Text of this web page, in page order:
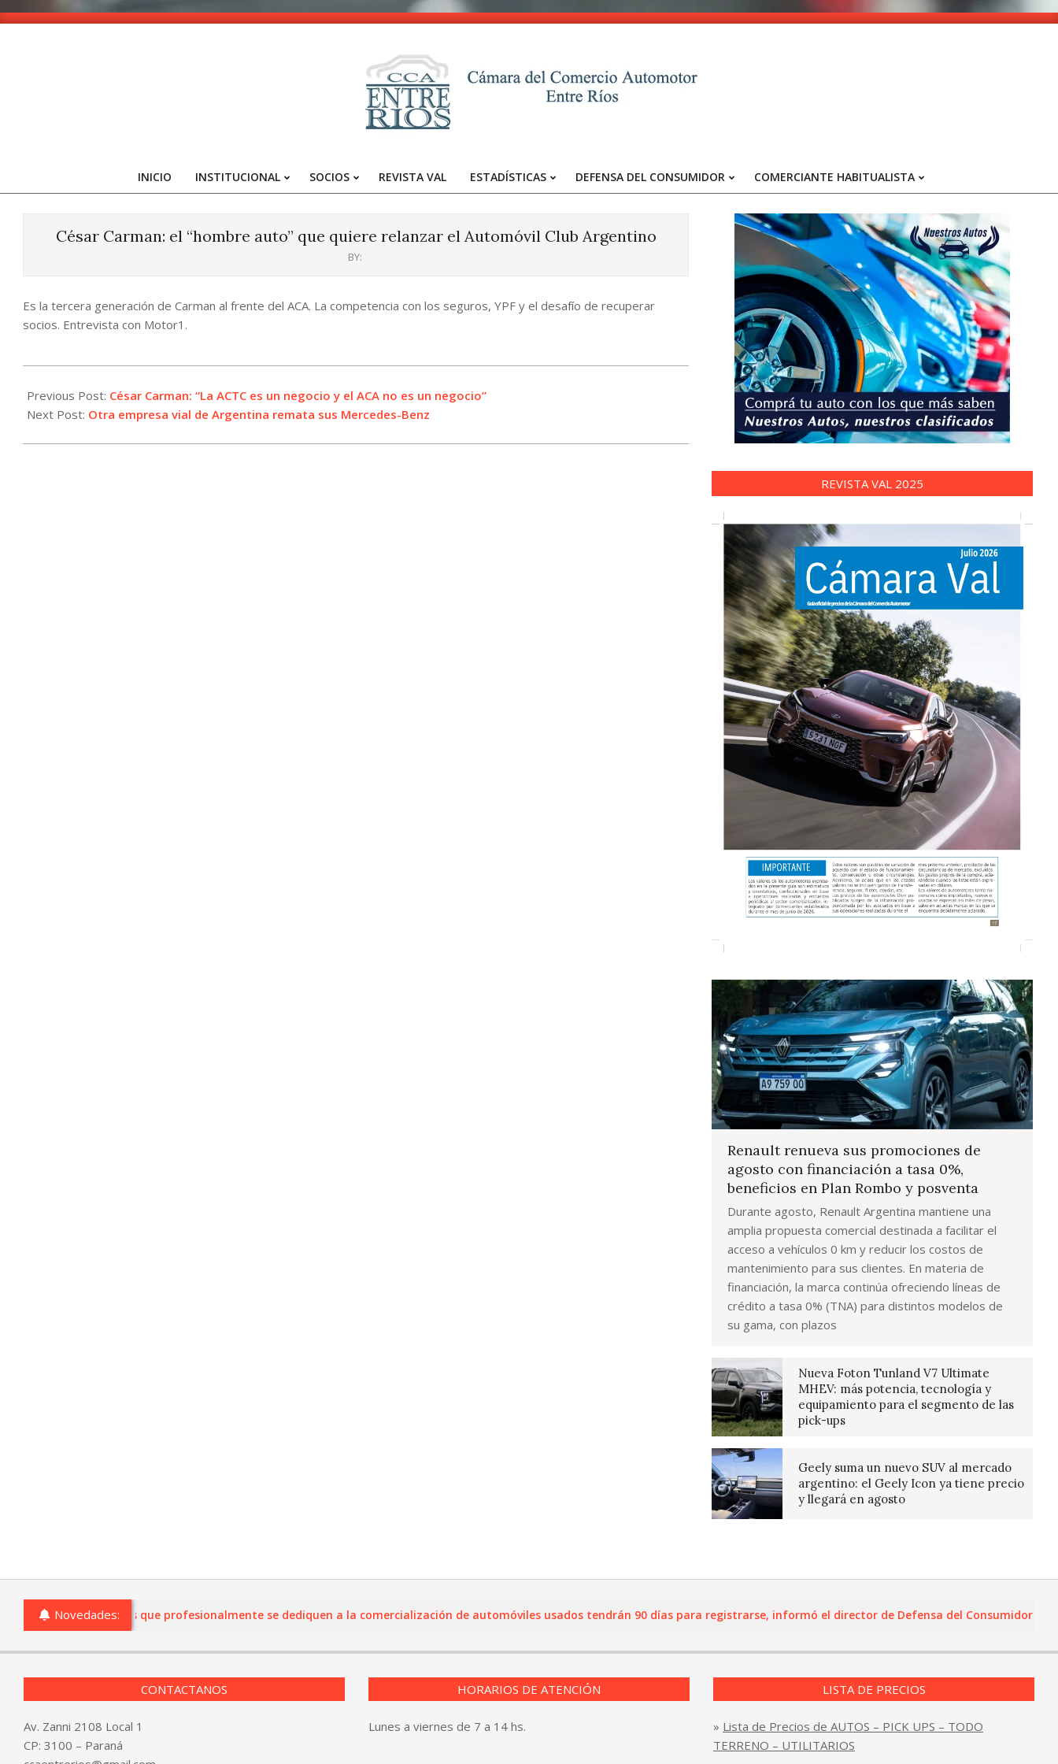
Skip
-
Entre
Primary
INICIO INSTITUCIONAL SOCIOS REVISTA VAL ESTADÍSTICAS DEFENSA DEL CONSUMIDOR COMERCIANTE HABITUALISTA
César Carman: el “hombre auto” que quiere relanzar el Automóvil Club Argentino
BY:
Es la tercera generación de Carman al frente del ACA. La competencia con los seguros, YPF y el desafío de recuperar
socios. Entrevista con Motor1.
07-
25
Previous Post: César Carman: “La ACTC es un negocio y el ACA no es un negocio”
Next Post: Otra empresa vial de Argentina remata sus Mercedes-Benz
REVISTA VAL 2025
Renault renueva sus promociones de
agosto con financiación a tasa 0%,
beneficios en Plan Rombo y posventa
Durante agosto, Renault Argentina mantiene una
amplia propuesta comercial destinada a facilitar el
acceso a vehículos 0 km y reducir los costos de
mantenimiento para sus clientes. En materia de
financiación, la marca continúa ofreciendo líneas de
crédito a tasa 0% (TNA) para distintos modelos de
su gama, con plazos
Nueva Foton Tunland V7 Ultimate
MHEV: más potencia, tecnología y
equipamiento para el segmento de las
pick-ups
Geely suma un nuevo SUV al mercado
argentino: el Geely Icon ya tiene precio
y llegará en agosto
Novedades:
de Entre Ríos que profesionalmente se dediquen a la comercialización de automóviles usados tendrán 90 días para registrarse, informó el director de Defensa del Consumidor y
CONTACTANOS
Av. Zanni 2108 Local 1
CP: 3100 – Paraná
HORARIOS DE ATENCIÓN
Lunes a viernes de 7 a 14 hs.
LISTA DE PRECIOS
» Lista de Precios de AUTOS – PICK UPS – TODO
TERRENO – UTILITARIOS